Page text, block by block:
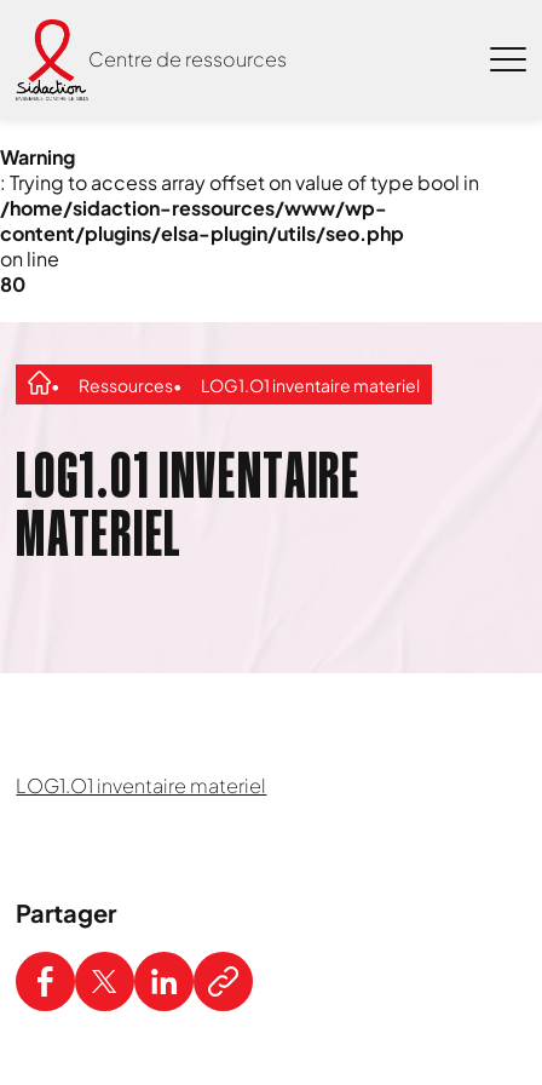
Warning
: Trying to access array offset on value of type bool in
/home/sidaction-ressources/www/wp-
content/plugins/elsa-plugin/utils/seo.php
on line
80
Centre de ressources
Ressources LOG1.O1 inventaire materiel
LOG1.O1 INVENTAIRE
MATERIEL
LOG1.O1 inventaire materiel
Partager